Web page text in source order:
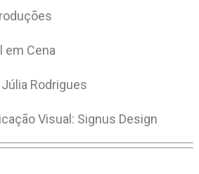
em Cena
Rodrigues
Visual: Signus Design